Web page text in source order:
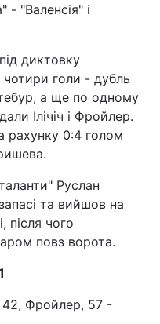
- "Валенсія" і
диктовку
чотири голи - дубль
а ще по одному
Ілічіч і Фройлер.
рахунку 0:4 голом
Руслан
та вийшов на
після чого
повз ворота.
42, Фройлер, 57 -